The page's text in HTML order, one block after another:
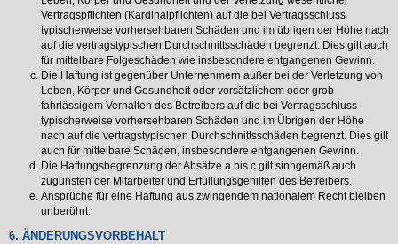
Vertragspflichten (Kardinalpflichten) auf die bei Vertragsschluss
typischerweise vorhersehbaren Schäden und im übrigen der Höhe nach
auf die vertragstypischen Durchschnittsschäden begrenzt. Dies gilt auch
für mittelbare Folgeschäden wie insbesondere entgangenen Gewinn.
Die Haftung ist gegenüber Unternehmern außer bei der Verletzung von
Leben, Körper und Gesundheit oder vorsätzlichem oder grob
fahrlässigem Verhalten des Betreibers auf die bei Vertragsschluss
typischerweise vorhersehbaren Schäden und im Übrigen der Höhe
nach auf die vertragstypischen Durchschnittsschäden begrenzt. Dies gilt
auch für mittelbare Schäden, insbesondere entgangenen Gewinn.
Die Haftungsbegrenzung der Absätze a bis c gilt sinngemäß auch
zugunsten der Mitarbeiter und Erfüllungsgehilfen des Betreibers.
Ansprüche für eine Haftung aus zwingendem nationalem Recht bleiben
unberührt.
6. ÄNDERUNGSVORBEHALT